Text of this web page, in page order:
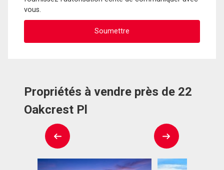
vous.
Propriétés à vendre près de 22
Oakcrest Pl